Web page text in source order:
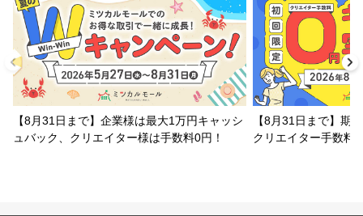
【8月31日まで】企業様は最大1万円キャッシ
ュバック、クリエイター様は手数料0円！
【8月31日まで】期
クリエイター手数料